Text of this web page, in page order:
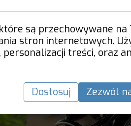
prędkość w czasie
(W uproszczeniu bo w
są przechowywane na
stron internetowych.
personalizacji treści, oraz
Dostosuj Zezwól